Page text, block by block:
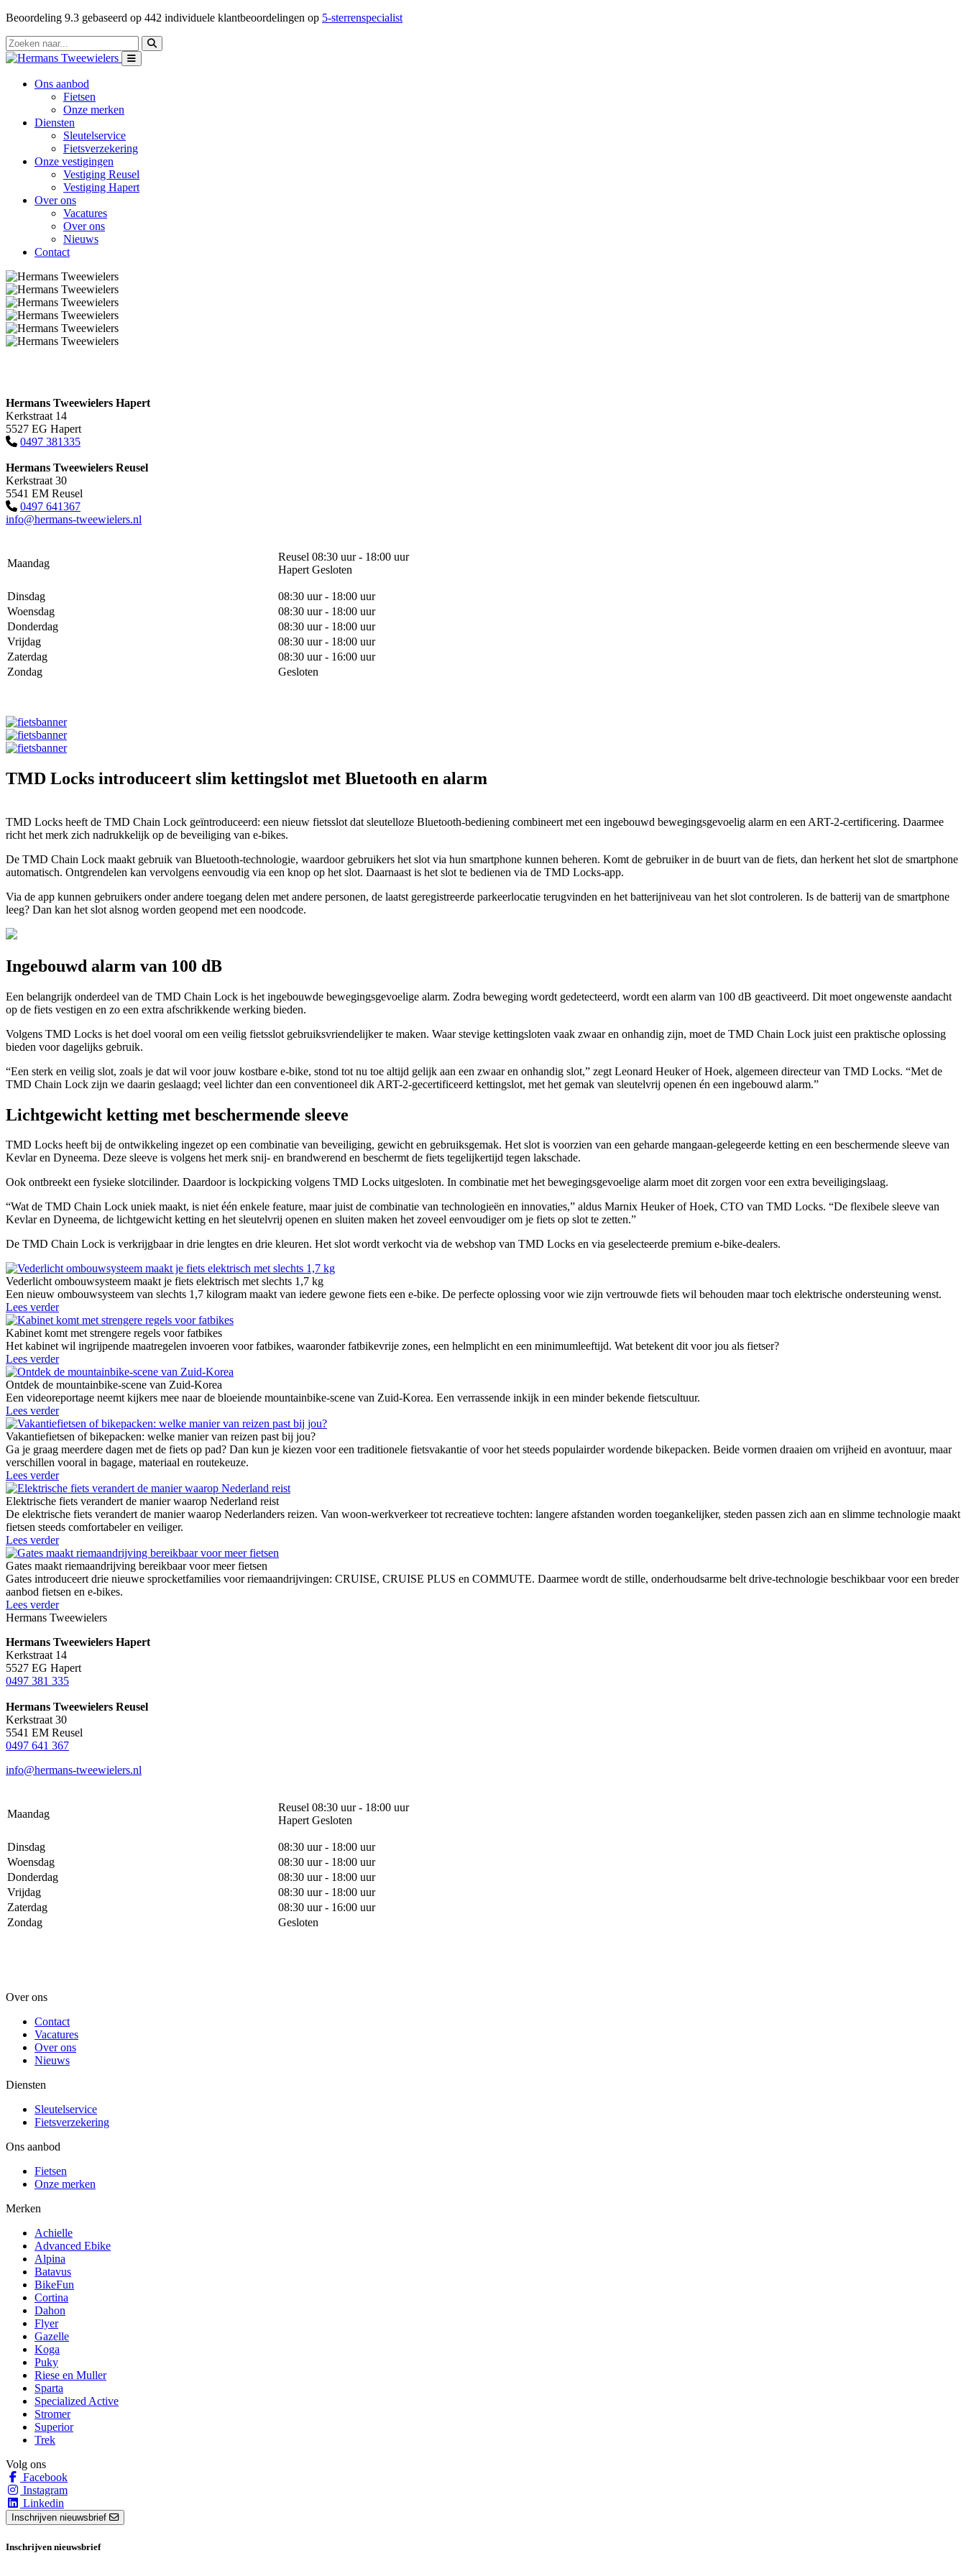
Beoordeling 9.3 gebaseerd op 442 individuele klantbeoordelingen op 5-sterrenspecialist
Ons aanbod
Fietsen
Onze merken
Diensten
Sleutelservice
Fietsverzekering
Onze vestigingen
Vestiging Reusel
Vestiging Hapert
Over ons
Vacatures
Over ons
Nieuws
Contact
Hermans Tweewielers Hapert
Kerkstraat 14
5527 EG Hapert
0497 381335
Hermans Tweewielers Reusel
Kerkstraat 30
5541 EM Reusel
0497 641367
info@hermans-tweewielers.nl
Maandag
Reusel 08:30 uur - 18:00 uur
Hapert Gesloten
Dinsdag
08:30 uur - 18:00 uur
Woensdag
08:30 uur - 18:00 uur
Donderdag
08:30 uur - 18:00 uur
Vrijdag
08:30 uur - 18:00 uur
Zaterdag
08:30 uur - 16:00 uur
Zondag
Gesloten
TMD Locks introduceert slim kettingslot met Bluetooth en alarm
TMD Locks heeft de TMD Chain Lock geïntroduceerd: een nieuw fietsslot dat sleutelloze Bluetooth-bediening combineert met een ingebouwd bewegingsgevoelig alarm en een ART-2-certificering. Daarmee
richt het merk zich nadrukkelijk op de beveiliging van e-bikes.
De TMD Chain Lock maakt gebruik van Bluetooth-technologie, waardoor gebruikers het slot via hun smartphone kunnen beheren. Komt de gebruiker in de buurt van de fiets, dan herkent het slot de smartphone
automatisch. Ontgrendelen kan vervolgens eenvoudig via een knop op het slot. Daarnaast is het slot te bedienen via de TMD Locks-app.
Via de app kunnen gebruikers onder andere toegang delen met andere personen, de laatst geregistreerde parkeerlocatie terugvinden en het batterijniveau van het slot controleren. Is de batterij van de smartphone
leeg? Dan kan het slot alsnog worden geopend met een noodcode.
Ingebouwd alarm van 100 dB
Een belangrijk onderdeel van de TMD Chain Lock is het ingebouwde bewegingsgevoelige alarm. Zodra beweging wordt gedetecteerd, wordt een alarm van 100 dB geactiveerd. Dit moet ongewenste aandacht
op de fiets vestigen en zo een extra afschrikkende werking bieden.
Volgens TMD Locks is het doel vooral om een veilig fietsslot gebruiksvriendelijker te maken. Waar stevige kettingsloten vaak zwaar en onhandig zijn, moet de TMD Chain Lock juist een praktische oplossing
bieden voor dagelijks gebruik.
“Een sterk en veilig slot, zoals je dat wil voor jouw kostbare e-bike, stond tot nu toe altijd gelijk aan een zwaar en onhandig slot,” zegt Leonard Heuker of Hoek, algemeen directeur van TMD Locks. “Met de
TMD Chain Lock zijn we daarin geslaagd; veel lichter dan een conventioneel dik ART-2-gecertificeerd kettingslot, met het gemak van sleutelvrij openen én een ingebouwd alarm.”
Lichtgewicht ketting met beschermende sleeve
TMD Locks heeft bij de ontwikkeling ingezet op een combinatie van beveiliging, gewicht en gebruiksgemak. Het slot is voorzien van een geharde mangaan-gelegeerde ketting en een beschermende sleeve van
Kevlar en Dyneema. Deze sleeve is volgens het merk snij- en brandwerend en beschermt de fiets tegelijkertijd tegen lakschade.
Ook ontbreekt een fysieke slotcilinder. Daardoor is lockpicking volgens TMD Locks uitgesloten. In combinatie met het bewegingsgevoelige alarm moet dit zorgen voor een extra beveiligingslaag.
“Wat de TMD Chain Lock uniek maakt, is niet één enkele feature, maar juist de combinatie van technologieën en innovaties,” aldus Marnix Heuker of Hoek, CTO van TMD Locks. “De flexibele sleeve van
Kevlar en Dyneema, de lichtgewicht ketting en het sleutelvrij openen en sluiten maken het zoveel eenvoudiger om je fiets op slot te zetten.”
De TMD Chain Lock is verkrijgbaar in drie lengtes en drie kleuren. Het slot wordt verkocht via de webshop van TMD Locks en via geselecteerde premium e-bike-dealers.
Vederlicht ombouwsysteem maakt je fiets elektrisch met slechts 1,7 kg
Een nieuw ombouwsysteem van slechts 1,7 kilogram maakt van iedere gewone fiets een e-bike. De perfecte oplossing voor wie zijn vertrouwde fiets wil behouden maar toch elektrische ondersteuning wenst.
Lees verder
Kabinet komt met strengere regels voor fatbikes
Het kabinet wil ingrijpende maatregelen invoeren voor fatbikes, waaronder fatbikevrije zones, een helmplicht en een minimumleeftijd. Wat betekent dit voor jou als fietser?
Lees verder
Ontdek de mountainbike-scene van Zuid-Korea
Een videoreportage neemt kijkers mee naar de bloeiende mountainbike-scene van Zuid-Korea. Een verrassende inkijk in een minder bekende fietscultuur.
Lees verder
Vakantiefietsen of bikepacken: welke manier van reizen past bij jou?
Ga je graag meerdere dagen met de fiets op pad? Dan kun je kiezen voor een traditionele fietsvakantie of voor het steeds populairder wordende bikepacken. Beide vormen draaien om vrijheid en avontuur, maar
verschillen vooral in bagage, materiaal en routekeuze.
Lees verder
Elektrische fiets verandert de manier waarop Nederland reist
De elektrische fiets verandert de manier waarop Nederlanders reizen. Van woon-werkverkeer tot recreatieve tochten: langere afstanden worden toegankelijker, steden passen zich aan en slimme technologie maakt
fietsen steeds comfortabeler en veiliger.
Lees verder
Gates maakt riemaandrijving bereikbaar voor meer fietsen
Gates introduceert drie nieuwe sprocketfamilies voor riemaandrijvingen: CRUISE, CRUISE PLUS en COMMUTE. Daarmee wordt de stille, onderhoudsarme belt drive-technologie beschikbaar voor een breder
aanbod fietsen en e-bikes.
Lees verder
Hermans Tweewielers
Hermans Tweewielers Hapert
Kerkstraat 14
5527 EG Hapert
0497 381 335
Hermans Tweewielers Reusel
Kerkstraat 30
5541 EM Reusel
0497 641 367
info@hermans-tweewielers.nl
Maandag
Reusel 08:30 uur - 18:00 uur
Hapert Gesloten
Dinsdag
08:30 uur - 18:00 uur
Woensdag
08:30 uur - 18:00 uur
Donderdag
08:30 uur - 18:00 uur
Vrijdag
08:30 uur - 18:00 uur
Zaterdag
08:30 uur - 16:00 uur
Zondag
Gesloten
Over ons
Contact
Vacatures
Over ons
Nieuws
Diensten
Sleutelservice
Fietsverzekering
Ons aanbod
Fietsen
Onze merken
Merken
Achielle
Advanced Ebike
Alpina
Batavus
BikeFun
Cortina
Dahon
Flyer
Gazelle
Koga
Puky
Riese en Muller
Sparta
Specialized Active
Stromer
Superior
Trek
Volg ons
Facebook
Instagram
Linkedin
Inschrijven nieuwsbrief
Inschrijven nieuwsbrief